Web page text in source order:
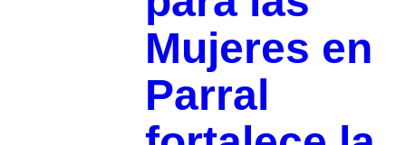
Mujeres en
Parral